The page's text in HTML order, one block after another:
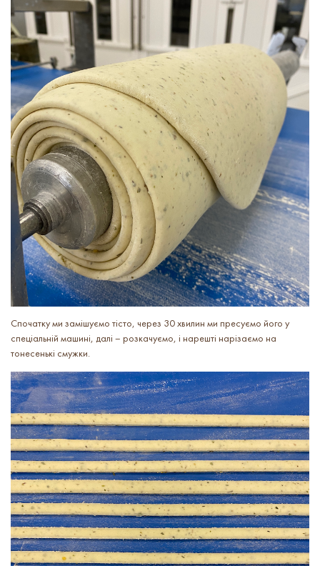
Спочатку ми замішуємо тісто, через 30 хвилин ми пресуємо його у
спеціальній машині, далі – розкачуємо, і нарешті нарізаємо на
тонесенькі смужки.